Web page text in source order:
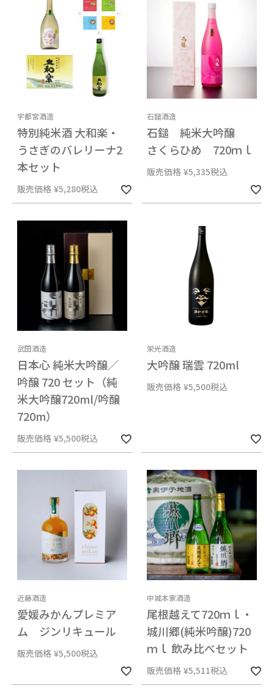
宇都宮酒造
特別純米酒 大和楽・
うさぎのバレリーナ2
本セット
販売価格 ¥5,280税込
石鎚酒造
石鎚 純米大吟醸
さくらひめ 720ｍｌ
販売価格 ¥5,335税込
武田酒造
日本心 純米大吟醸／
吟醸 720 セット（純
米大吟醸720ml/吟醸
720m）
販売価格 ¥5,500税込
栄光酒造
大吟醸 瑞雲 720ml
販売価格 ¥5,500税込
近藤酒造
愛媛みかんプレミア
ム ジンリキュール
販売価格 ¥5,500税込
中城本家酒造
尾根越えて720ｍｌ・
城川郷(純米吟醸)720
ｍｌ 飲み比べセット
販売価格 ¥5,511税込